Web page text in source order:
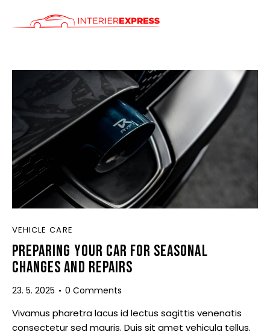
SLUŽBY
CENÍK
KONTAKT
VEHICLE CARE
PREPARING YOUR CAR FOR SEASONAL
CHANGES AND REPAIRS
23. 5. 2025 0 Comments
Vivamus pharetra lacus id lectus sagittis venenatis
consectetur sed mauris. Duis sit amet vehicula tellus.